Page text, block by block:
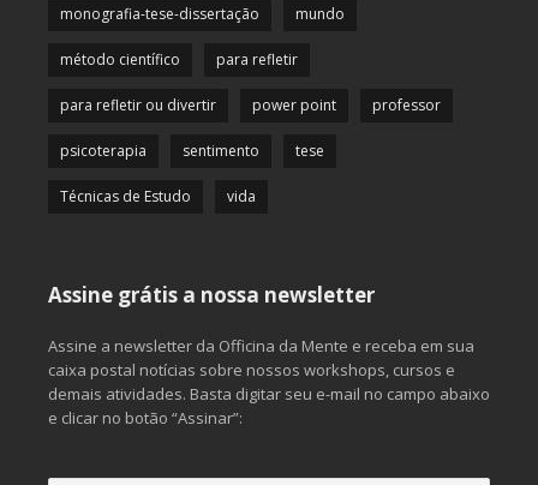
monografia-tese-dissertação mundo
método científico para refletir
para refletir ou divertir power point professor
psicoterapia sentimento tese
Técnicas de Estudo vida
Assine grátis a nossa newsletter
Assine a newsletter da Officina da Mente e receba em sua
caixa postal notícias sobre nossos workshops, cursos e
demais atividades. Basta digitar seu e-mail no campo abaixo
e clicar no botão “Assinar”: